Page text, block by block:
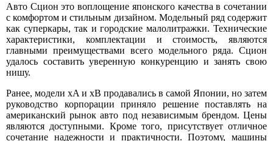
Авто Сцион это воплощение японского качества в сочетании
с комфортом и стильным дизайном. Модельный ряд содержит
как суперкары, так и городские малолитражки. Технические
характеристики, комплектации и стоимость, являются
главными преимуществами всего модельного ряда. Сцион
удалось составить уверенную конкуренцию и занять свою
нишу.
Ранее, модели xA и xB продавались в самой Японии, но затем
руководство корпорации приняло решение поставлять на
американский рынок авто под независимым брендом. Цены
являются доступными. Кроме того, присутствует отличное
сочетание надежности и практичности. Поэтому, машины